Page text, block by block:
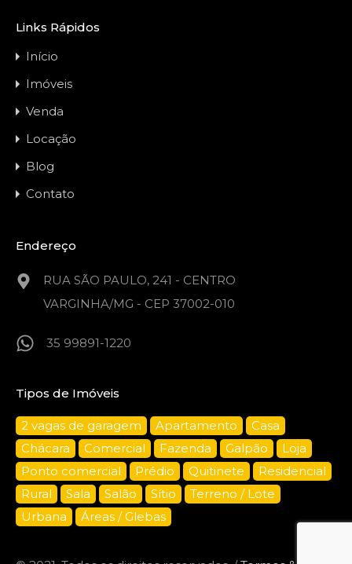
Links Rápidos
Início
Imóveis
Venda
Locação
Blog
Contato
Endereço
RUA SÃO PAULO, 241 - CENTRO
VARGINHA/MG - CEP 37002-010
35 99891-1220
Tipos de Imóveis
2 vagas de garagem Apartamento
Casa
Chácara
Comercial Fazenda Galpão
Loja
Ponto comercial
Prédio Quitinete
Residencial
Rural
Sala Salão Sítio
Terreno / Lote
Urbana
Áreas / Glebas